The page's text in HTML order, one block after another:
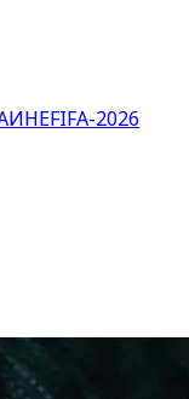
FIFA-2026